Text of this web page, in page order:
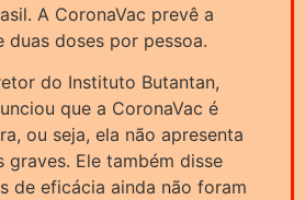
A CoronaVac prevê a
duas doses por pessoa.
do Instituto Butantan,
que a CoronaVac é
ou seja, ela não apresenta
Ele também disse
de eficácia ainda não foram